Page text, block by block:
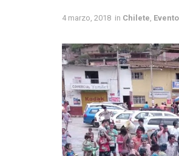
4 marzo, 2018 in Chilete